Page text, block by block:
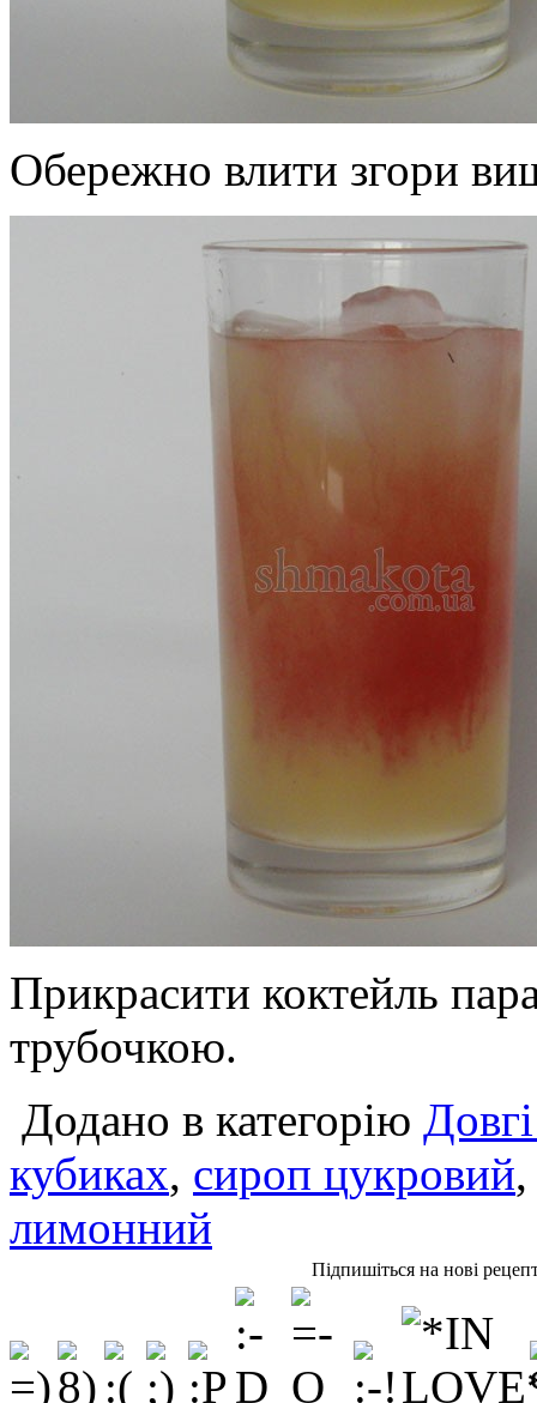
Обережно влити згори
Прикрасити коктейль
трубочкою.
Додано в категорію
кубиках, сироп цукровий
лимонний
Підпишіться на нові